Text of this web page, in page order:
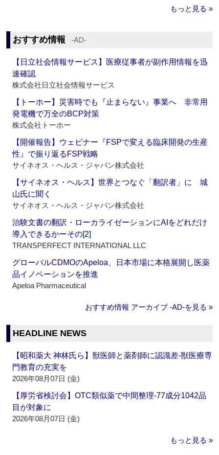
もっと見る »
おすすめ情報 ‐AD‐
【日立社会情報サービス】医療従事者が副作用情報を迅
速確認
株式会社日立社会情報サービス
【トーホー】災害時でも『止まらない』事業へ 非常用
発電機で万全のBCP対策
株式会社トーホー
【開催報告】ウェビナー『FSPで変える臨床開発の生産
性』で振り返るFSP戦略
サイネオス・ヘルス・ジャパン株式会社
【サイネオス・ヘルス】世界とつなぐ「翻訳者」に 城
山氏に聞く
サイネオス・ヘルス・ジャパン株式会社
治験文書の翻訳・ローカライゼーションにAIをどれだけ
導入できるかーその[2]
TRANSPERFECT INTERNATIONAL LLC
グローバルCDMOのApeloa、日本市場に本格展開し医薬
品イノベーションを推進
Apeloa Pharmaceutical
おすすめ情報 アーカイブ ‐AD‐を見る »
HEADLINE NEWS
【昭和薬大 神林氏ら】獣医師と薬剤師に認識差‐獣医療専
門教育の充実を
2026年08月07日 (金)
【厚労省検討会】OTC類似薬で中間整理‐77成分1042品
目が対象に
2026年08月07日 (金)
もっと見る »